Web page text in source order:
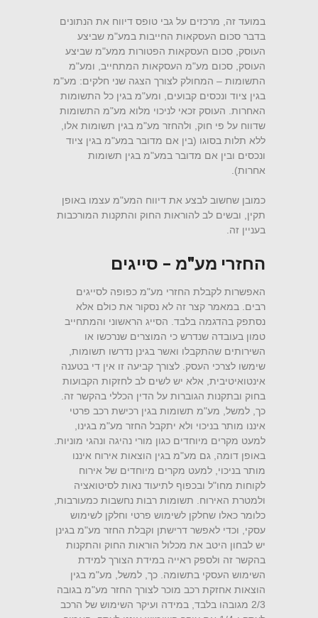
במועד זה, מרכזים על גבי טופס דיווח את הנתונים
בדבר סכום העסקאות החייבות במע"מ שביצע
העוסק, סכום העסקאות הפטורות ממע"מ שביצע
העוסק, סכום מע"מ העסקאות המתחייב, ומע"מ
התשומות – המחולק לצורך הצגה שני חלקים: מע"מ
בגין ציוד ונכסים קבועים, ומע"מ בגין כל התשומות
האחרות. העוסק זכאי לניכוי מלוא מע"מ התשומות
שדווח על פי חוק, ולהחזר מע"מ בגין תשומות אלו,
ללא תלות בסוגו (בין אם מדובר במע"מ בגין ציוד
ונכסים ובין אם מדובר במע"מ בגין תשומות
אחרות).
כמובן שחשוב לבצע את דיווח המע"מ עצמו באופן
תקין, ובשים לב להוראות החוק והתקנות המורכבות
בעניין זה.
החזרי מע"מ – סייגים
האפשרות לקבלת החזרי מע"מ כפופה לסייגים
רבים. במאמר קצר זה לא נסקור את כולם אלא
נסתפק בהדגמה בלבד. הסייג הראשוני והמתחייב
טמון בעובדה שנדרש כי המוצרים שנרכשו או
השירותים שהתקבלו ואשר בגינן נדרשו תשומות,
שימשו לצרכי העסק. לצורך קביעה זו אין די בטענה
אינטואיטיבית, אלא יש לשים לב לחזקות הקבועות
בחוק ובתקנות הגוברות על הדין הכללי בהקשר זה.
כך, למשל, מע"מ תשומות בגין רכישת רכב פרטי
איננו מותר בניכוי ולא יתקבל החזר מע"מ בגינו,
למעט מקרים מיוחדים כגון מורי נהיגה ונהגי מוניות.
באופן דומה, גם מע"מ בגין הוצאות אירוח איננו
מותר בניכוי, למעט מקרים מיוחדים של אירוח
לקוחות מחו"ל ובכפוף לתיעוד נאות לסיטואציה
ולמטרת האירוח. תשומות רבות נחשבות כמעורבות,
כלומר כאלו שחלקן לשימוש פרטי וחלקן לשימוש
עסקי, וכדי לאפשר דרישתן וקבלת החזר מע"מ בגינן
יש לבחון היטב את מכלול הוראות החוק והתקנות
בהקשר זה ולספק ראייה במידת הצורך למידת
השימוש העסקי בתשומה. כך, למשל, מע"מ בגין
הוצאות אחזקת רכב מוכר לצורך החזר מע"מ בגובה
2/3 מגובהו בלבד, במידה ועיקר השימוש של הרכב